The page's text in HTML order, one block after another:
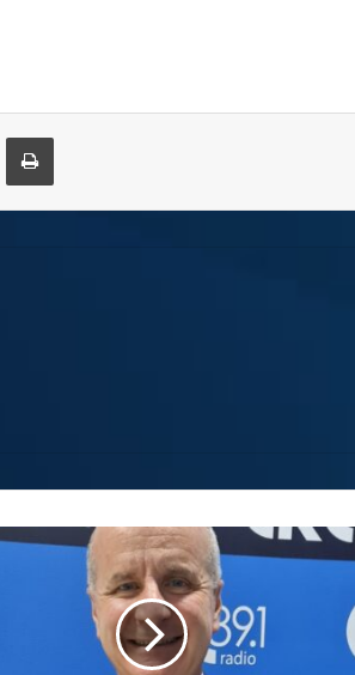
por correo electrónicoImprimir